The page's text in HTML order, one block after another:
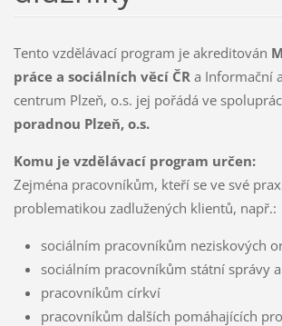
Tento vzdělávací program je akreditován
práce a sociálních věcí ČR a Informační
centrum Plzeň, o.s. jej pořádá ve
poradnou Plzeň, o.s.
Komu je vzdělávací program určen:
Zejména pracovníkům, kteří se ve své
problematikou zadlužených klientů, např.:
sociálním pracovníkům neziskových
sociálním pracovníkům státní správy
pracovníkům církví
pracovníkům dalších pomáhajících